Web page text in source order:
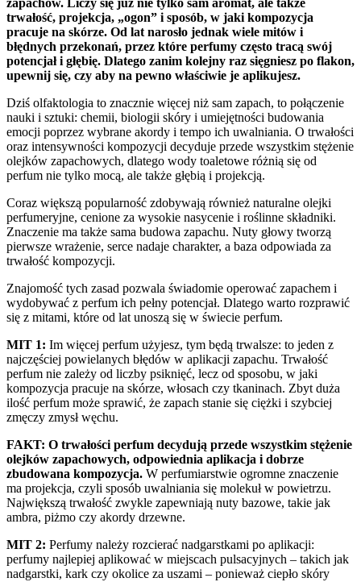
zapachów. Liczy się już nie tylko sam aromat, ale także
trwałość, projekcja, „ogon” i sposób, w jaki kompozycja
pracuje na skórze. Od lat narosło jednak wiele mitów i
błędnych przekonań, przez które perfumy często tracą swój
potencjał i głębię. Dlatego zanim kolejny raz sięgniesz po flakon,
upewnij się, czy aby na pewno właściwie je aplikujesz.
Dziś olfaktologia to znacznie więcej niż sam zapach, to połączenie
nauki i sztuki: chemii, biologii skóry i umiejętności budowania
emocji poprzez wybrane akordy i tempo ich uwalniania. O trwałości
oraz intensywności kompozycji decyduje przede wszystkim stężenie
olejków zapachowych, dlatego wody toaletowe różnią się od
perfum nie tylko mocą, ale także głębią i projekcją.
Coraz większą popularność zdobywają również naturalne olejki
perfumeryjne, cenione za wysokie nasycenie i roślinne składniki.
Znaczenie ma także sama budowa zapachu. Nuty głowy tworzą
pierwsze wrażenie, serce nadaje charakter, a baza odpowiada za
trwałość kompozycji.
Znajomość tych zasad pozwala świadomie operować zapachem i
wydobywać z perfum ich pełny potencjał. Dlatego warto rozprawić
się z mitami, które od lat unoszą się w świecie perfum.
MIT 1: Im więcej perfum użyjesz, tym będą trwalsze: to jeden z
najczęściej powielanych błędów w aplikacji zapachu. Trwałość
perfum nie zależy od liczby psiknięć, lecz od sposobu, w jaki
kompozycja pracuje na skórze, włosach czy tkaninach. Zbyt duża
ilość perfum może sprawić, że zapach stanie się ciężki i szybciej
zmęczy zmysł węchu.
FAKT: O trwałości perfum decydują przede wszystkim stężenie
olejków zapachowych, odpowiednia aplikacja i dobrze
zbudowana kompozycja. W perfumiarstwie ogromne znaczenie
ma projekcja, czyli sposób uwalniania się molekuł w powietrzu.
Największą trwałość zwykle zapewniają nuty bazowe, takie jak
ambra, piżmo czy akordy drzewne.
MIT 2: Perfumy należy rozcierać nadgarstkami po aplikacji:
perfumy najlepiej aplikować w miejscach pulsacyjnych – takich jak
nadgarstki, kark czy okolice za uszami – ponieważ ciepło skóry